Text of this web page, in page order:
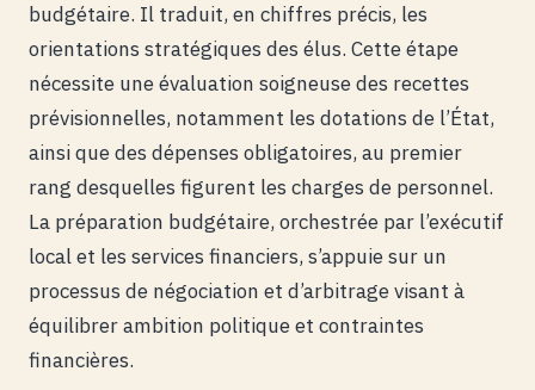
budgétaire. Il traduit, en chiffres précis, les
orientations stratégiques des élus. Cette étape
nécessite une évaluation soigneuse des recettes
prévisionnelles, notamment les dotations de l’État,
ainsi que des dépenses obligatoires, au premier
rang desquelles figurent les charges de personnel.
La préparation budgétaire, orchestrée par l’exécutif
local et les services financiers, s’appuie sur un
processus de négociation et d’arbitrage visant à
équilibrer ambition politique et contraintes
financières.